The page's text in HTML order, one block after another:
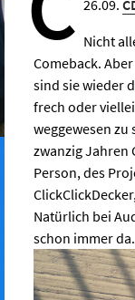
26.09.
Nicht
Comeback.
sind sie wieder
frech oder
weggewesen zu
zwanzig Jahren
Person, des
Natürlich bei
schon immer da.